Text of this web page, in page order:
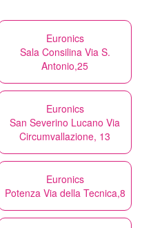
Euronics
Sala Consilina Via S.
Antonio,25
Euronics
San Severino Lucano Via
Circumvallazione, 13
Euronics
Potenza Via della Tecnica,8